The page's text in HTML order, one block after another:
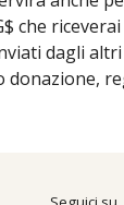
che
dagli
donazione,